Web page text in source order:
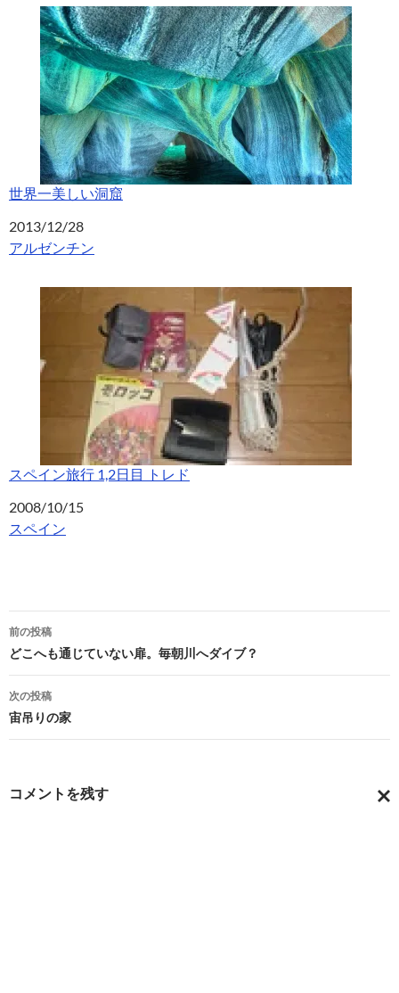
世界一美しい洞窟
日付
2013/12/28
関連理由
アルゼンチン
スペイン旅行 1,2日目 トレド
日付
2008/10/15
関連理由
スペイン
投
稿
ナ
ビ
ゲ
前の投稿
どこへも通じていない扉。毎朝川へダイブ？
次の投稿
宙吊りの家
コメントを残す